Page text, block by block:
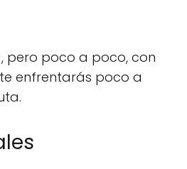
pero poco a poco, con
enfrentarás poco a